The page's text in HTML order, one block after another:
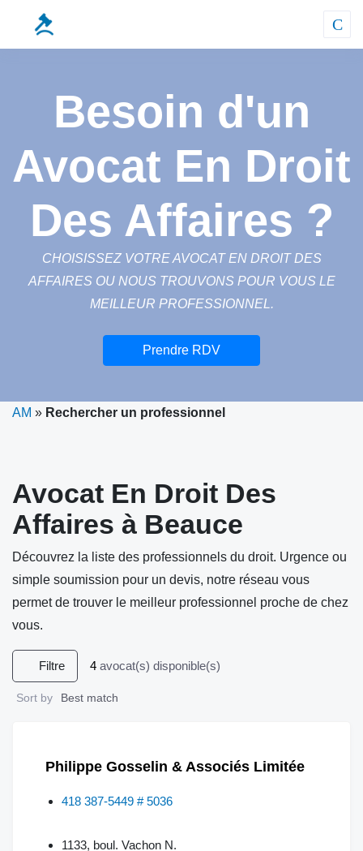
Besoin d'un
Avocat En Droit
Des Affaires ?
CHOISISSEZ VOTRE AVOCAT EN DROIT DES
AFFAIRES OU NOUS TROUVONS POUR VOUS LE
MEILLEUR PROFESSIONNEL.
Prendre RDV
AM » Rechercher un professionnel
Avocat En Droit Des
Affaires à Beauce
Découvrez la liste des professionnels du droit. Urgence ou
simple soumission pour un devis, notre réseau vous
permet de trouver le meilleur professionnel proche de chez
vous.
Filtre 4 avocat(s) disponible(s)
Sort by Best match
Philippe Gosselin & Associés Limitée
418 387-5449 # 5036
1133, boul. Vachon N.